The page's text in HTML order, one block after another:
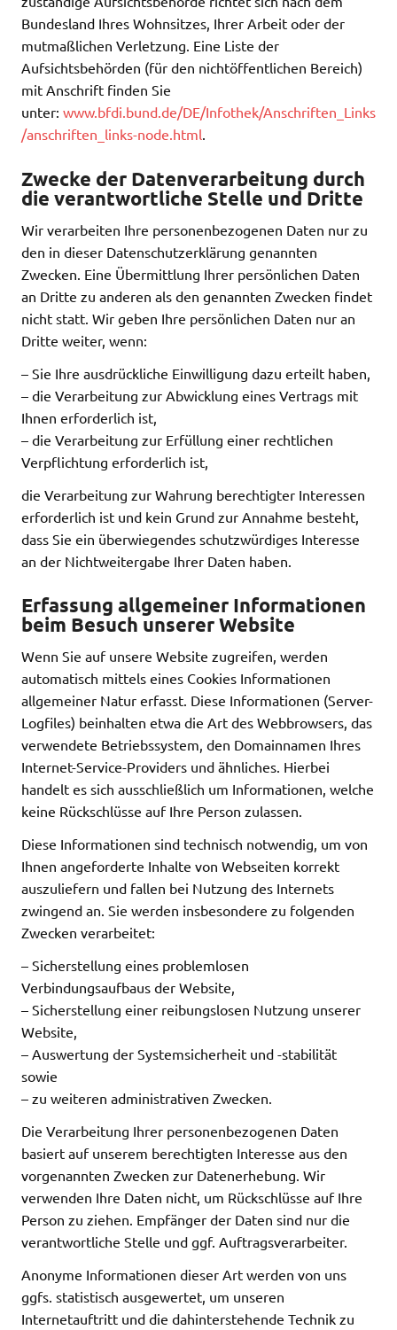
Bundesland Ihres Wohnsitzes, Ihrer Arbeit oder der
mutmaßlichen Verletzung. Eine Liste der
Aufsichtsbehörden (für den nichtöffentlichen Bereich)
mit Anschrift finden Sie
unter: www.bfdi.bund.de/DE/Infothek/Anschriften_Links
/anschriften_links-node.html
Zwecke der Datenverarbeitung durch
die verantwortliche Stelle und Dritte
Wir verarbeiten Ihre personenbezogenen Daten nur zu
den in dieser Datenschutzerklärung genannten
Zwecken. Eine Übermittlung Ihrer persönlichen Daten
an Dritte zu anderen als den genannten Zwecken findet
nicht statt. Wir geben Ihre persönlichen Daten nur an
Dritte weiter, wenn:
– Sie Ihre ausdrückliche Einwilligung dazu erteilt haben,
– die Verarbeitung zur Abwicklung eines Vertrags mit
Ihnen erforderlich ist,
– die Verarbeitung zur Erfüllung einer rechtlichen
Verpflichtung erforderlich ist,
die Verarbeitung zur Wahrung berechtigter Interessen
erforderlich ist und kein Grund zur Annahme besteht,
dass Sie ein überwiegendes schutzwürdiges Interesse
an der Nichtweitergabe Ihrer Daten haben.
Erfassung allgemeiner Informationen
beim Besuch unserer Website
Wenn Sie auf unsere Website zugreifen, werden
automatisch mittels eines Cookies Informationen
allgemeiner Natur erfasst. Diese Informationen (Server-
Logfiles) beinhalten etwa die Art des Webbrowsers, das
verwendete Betriebssystem, den Domainnamen Ihres
Internet-Service-Providers und ähnliches. Hierbei
handelt es sich ausschließlich um Informationen, welche
keine Rückschlüsse auf Ihre Person zulassen.
Diese Informationen sind technisch notwendig, um von
Ihnen angeforderte Inhalte von Webseiten korrekt
auszuliefern und fallen bei Nutzung des Internets
zwingend an. Sie werden insbesondere zu folgenden
Zwecken verarbeitet:
– Sicherstellung eines problemlosen
Verbindungsaufbaus der Website,
– Sicherstellung einer reibungslosen Nutzung unserer
Website,
– Auswertung der Systemsicherheit und -stabilität
sowie
– zu weiteren administrativen Zwecken.
Die Verarbeitung Ihrer personenbezogenen Daten
basiert auf unserem berechtigten Interesse aus den
vorgenannten Zwecken zur Datenerhebung. Wir
verwenden Ihre Daten nicht, um Rückschlüsse auf Ihre
Person zu ziehen. Empfänger der Daten sind nur die
verantwortliche Stelle und ggf. Auftragsverarbeiter.
Anonyme Informationen dieser Art werden von uns
ggfs. statistisch ausgewertet, um unseren
Internetauftritt und die dahinterstehende Technik zu